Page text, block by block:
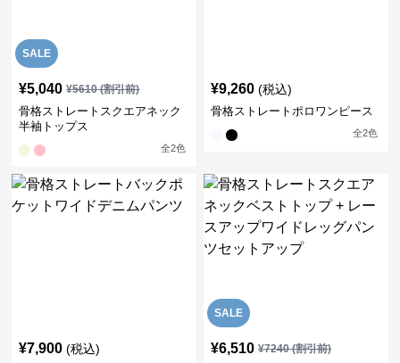
SALE
¥5,040 ¥5610(割引前)
骨格ストレートスクエアネック
半袖トップス
全2色
¥9,260 (税込)
骨格ストレートポロワンピース
全2色
¥7,900 (税込)
SALE
¥6,510 ¥7240(割引前)